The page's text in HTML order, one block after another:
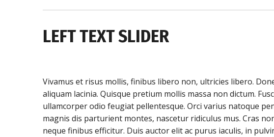
LEFT TEXT SLIDER
Vivamus et risus mollis, finibus libero non, ultricies libero.
aliquam lacinia. Quisque pretium mollis massa non dictum.
ullamcorper odio feugiat pellentesque. Orci varius natoque
magnis dis parturient montes, nascetur ridiculus mus. Cras
neque finibus efficitur. Duis auctor elit ac purus iaculis, in